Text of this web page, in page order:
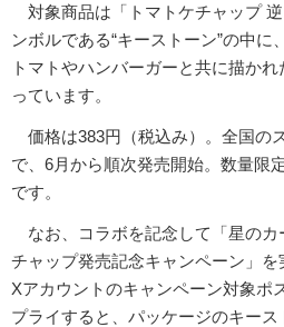
対象商品は「トマトケチャップ
ンボルである“キーストーン”の中
トマトやハンバーガーと共に描か
っています。
価格は383円（税込み）。全国の
で、6月から順次発売開始。数量限
です。
なお、コラボを記念して「星のカ
チャップ発売記念キャンペーン」
Xアカウントのキャンペーン対象ポ
プライすると、パッケージのキー